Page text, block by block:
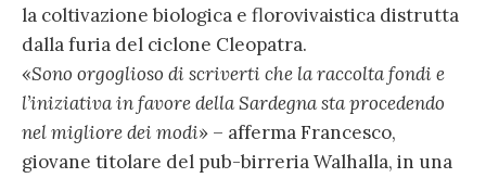
la coltivazione biologica e florovivaistica distrutta
dalla furia del ciclone Cleopatra.
«Sono orgoglioso di scriverti che la raccolta fondi e
l’iniziativa in favore della Sardegna sta procedendo
nel migliore dei modi» – afferma Francesco,
giovane titolare del pub-birreria Walhalla, in una